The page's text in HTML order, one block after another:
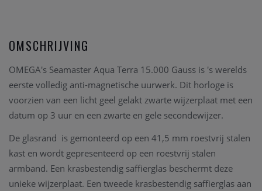
OMSCHRIJVING
OMEGA's Seamaster Aqua Terra 15.000 Gauss is 's werelds
eerste volledig anti-magnetische uurwerk. Dit horloge is
voorzien van een licht geel gelakt zwarte wijzerplaat met een
datum op 3 uur en een zwarte en gele secondewijzer.
De glasrand is gemonteerd op een 41,5 mm roestvrij stalen
kast en wordt gepresenteerd op een roestvrij stalen
armband. Een krasbestendig saffierglas beschermt deze
unieke wijzerplaat. Een tweede krasbestendig saffierglas aan